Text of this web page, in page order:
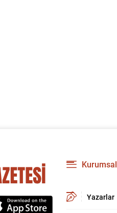
Kurumsal
Yazarlar